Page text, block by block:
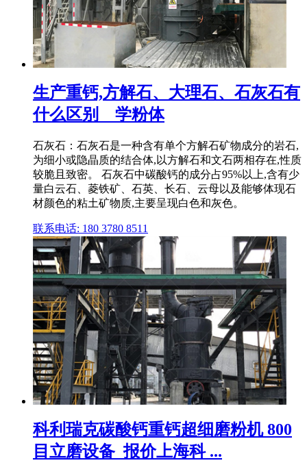
生产重钙,方解石、大理石、石灰石有
什么区别 _ 学粉体
石灰石：石灰石是一种含有单个方解石矿物成分的岩石,
为细小或隐晶质的结合体,以方解石和文石两相存在,性质
较脆且致密。 石灰石中碳酸钙的成分占95%以上,含有少
量白云石、菱铁矿、石英、长石、云母以及能够体现石
材颜色的粘土矿物质,主要呈现白色和灰色。
联系电话: 180 3780 8511
科利瑞克碳酸钙重钙超细磨粉机 800
目立磨设备_报价上海科 ...